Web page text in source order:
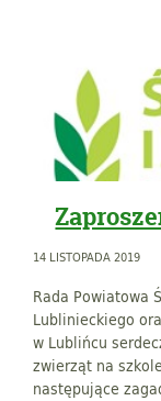
14 LISTOPADA 2019
Rada Powiatowa
Lublinieckiego
w Lublińcu
zwierząt na
następujące